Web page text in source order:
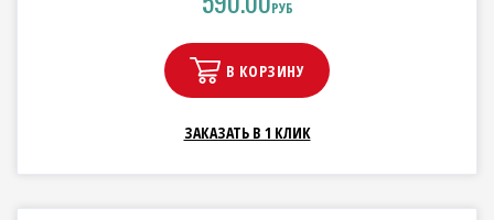
РУБ
В КОРЗИНУ
ЗАКАЗАТЬ В 1 КЛИК